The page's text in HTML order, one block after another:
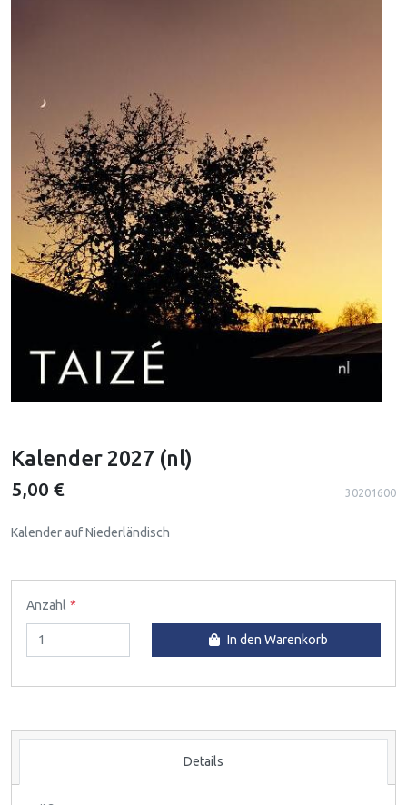
Kalender 2027 (nl)
5,00 € 30201600
Kalender auf Niederländisch
Anzahl
In den Warenkorb
Details